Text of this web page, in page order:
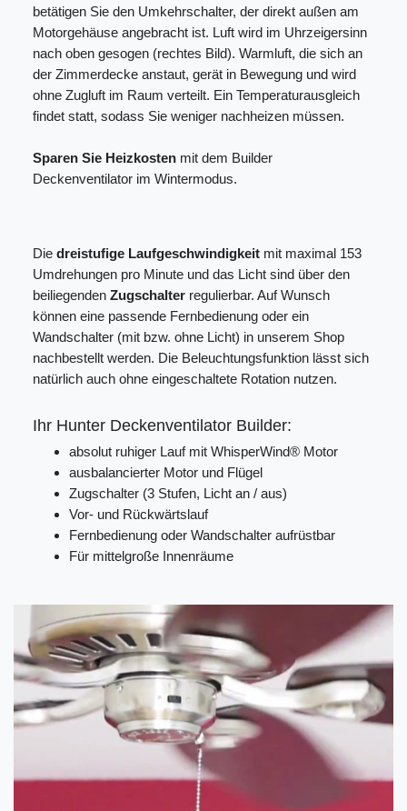
betätigen Sie den Umkehrschalter, der direkt außen am
Motorgehäuse angebracht ist. Luft wird im Uhrzeigersinn
nach oben gesogen (rechtes Bild). Warmluft, die sich an
der Zimmerdecke anstaut, gerät in Bewegung und wird
ohne Zugluft im Raum verteilt. Ein Temperaturausgleich
findet statt, sodass Sie weniger nachheizen müssen.
Sparen Sie Heizkosten mit dem Builder
Deckenventilator im Wintermodus.
Die dreistufige Laufgeschwindigkeit mit maximal 153
Umdrehungen pro Minute und das Licht sind über den
beiliegenden Zugschalter regulierbar. Auf Wunsch
können eine passende Fernbedienung oder ein
Wandschalter (mit bzw. ohne Licht) in unserem Shop
nachbestellt werden. Die Beleuchtungsfunktion lässt sich
natürlich auch ohne eingeschaltete Rotation nutzen.
Ihr Hunter Deckenventilator Builder:
absolut ruhiger Lauf mit WhisperWind® Motor
ausbalancierter Motor und Flügel
Zugschalter (3 Stufen, Licht an / aus)
Vor- und Rückwärtslauf
Fernbedienung oder Wandschalter aufrüstbar
Für mittelgroße Innenräume